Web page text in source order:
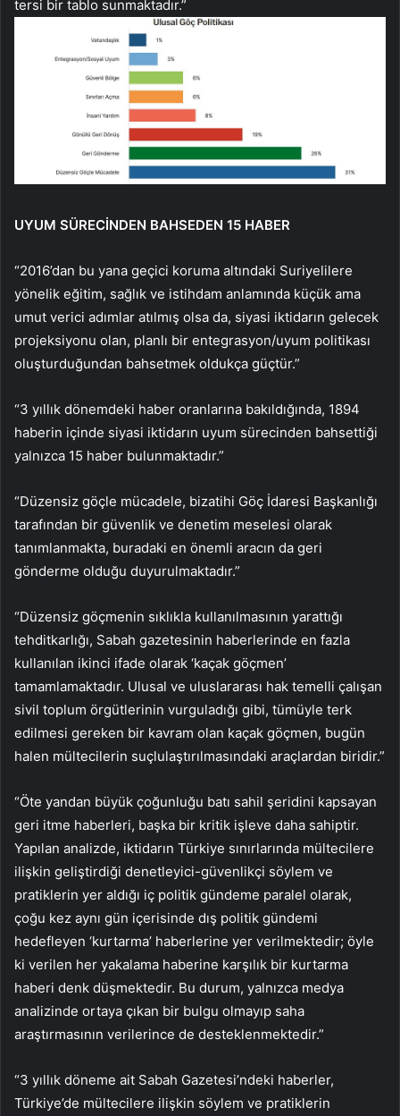
tersi bir tablo sunmaktadır.”
UYUM SÜRECİNDEN BAHSEDEN 15 HABER
“2016’dan bu yana geçici koruma altındaki Suriyelilere
yönelik eğitim, sağlık ve istihdam anlamında küçük ama
umut verici adımlar atılmış olsa da, siyasi iktidarın gelecek
projeksiyonu olan, planlı bir entegrasyon/uyum politikası
oluşturduğundan bahsetmek oldukça güçtür.”
“3 yıllık dönemdeki haber oranlarına bakıldığında, 1894
haberin içinde siyasi iktidarın uyum sürecinden bahsettiği
yalnızca 15 haber bulunmaktadır.”
“Düzensiz göçle mücadele, bizatihi Göç İdaresi Başkanlığı
tarafından bir güvenlik ve denetim meselesi olarak
tanımlanmakta, buradaki en önemli aracın da geri
gönderme olduğu duyurulmaktadır.”
“Düzensiz göçmenin sıklıkla kullanılmasının yarattığı
tehditkarlığı, Sabah gazetesinin haberlerinde en fazla
kullanılan ikinci ifade olarak ‘kaçak göçmen’
tamamlamaktadır. Ulusal ve uluslararası hak temelli çalışan
sivil toplum örgütlerinin vurguladığı gibi, tümüyle terk
edilmesi gereken bir kavram olan kaçak göçmen, bugün
halen mültecilerin suçlulaştırılmasındaki araçlardan biridir.”
“Öte yandan büyük çoğunluğu batı sahil şeridini kapsayan
geri itme haberleri, başka bir kritik işleve daha sahiptir.
Yapılan analizde, iktidarın Türkiye sınırlarında mültecilere
ilişkin geliştirdiği denetleyici-güvenlikçi söylem ve
pratiklerin yer aldığı iç politik gündeme paralel olarak,
çoğu kez aynı gün içerisinde dış politik gündemi
hedefleyen ‘kurtarma’ haberlerine yer verilmektedir; öyle
ki verilen her yakalama haberine karşılık bir kurtarma
haberi denk düşmektedir. Bu durum, yalnızca medya
analizinde ortaya çıkan bir bulgu olmayıp saha
araştırmasının verilerince de desteklenmektedir.”
“3 yıllık döneme ait Sabah Gazetesi’ndeki haberler,
Türkiye’de mültecilere ilişkin söylem ve pratiklerin